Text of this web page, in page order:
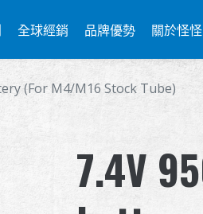
全球經銷 品牌優勢 關於怪怪
(For M4/M16 Stock Tube)
7.4V